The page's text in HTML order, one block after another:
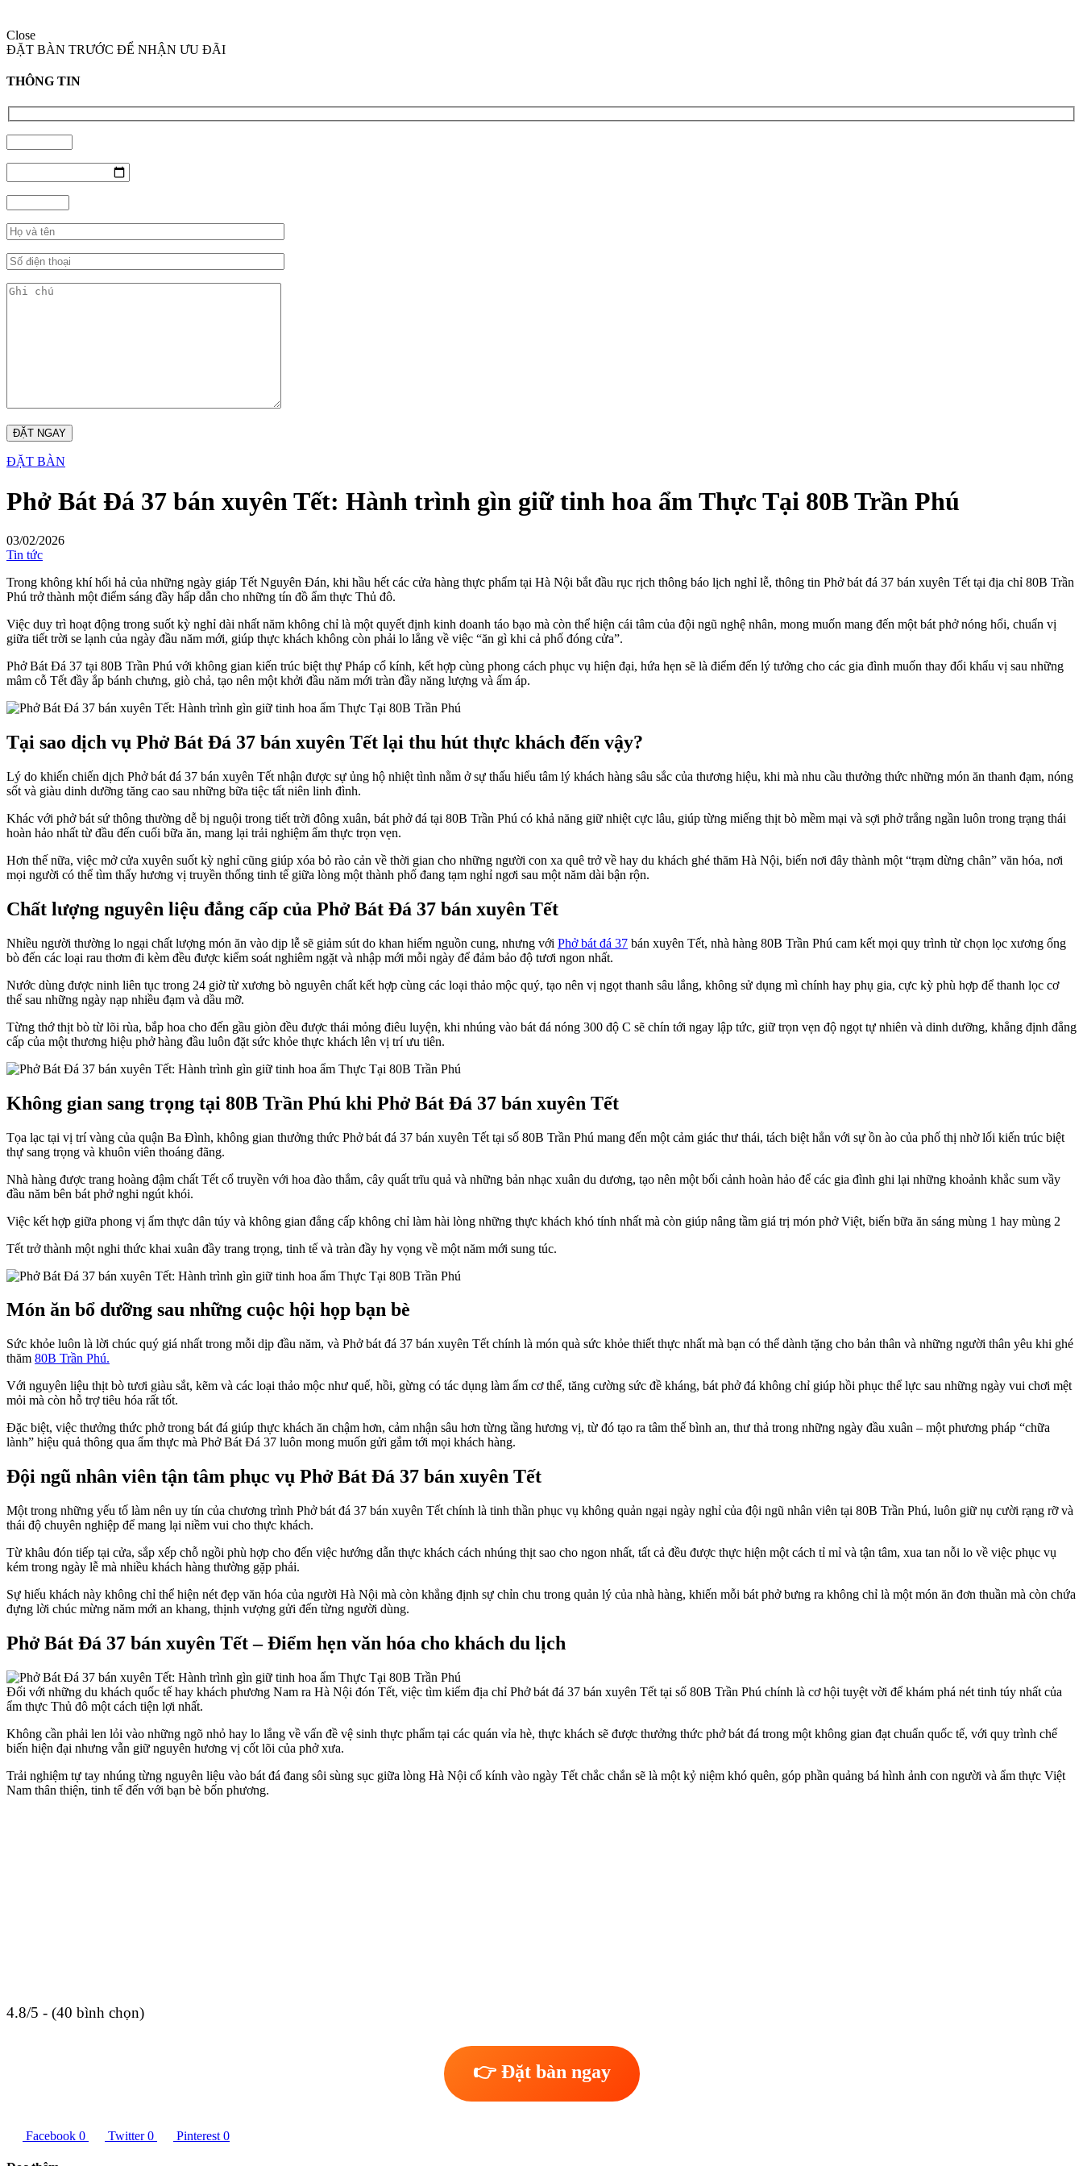
Close
ĐẶT BÀN TRƯỚC ĐỂ NHẬN ƯU ĐÃI
THÔNG TIN
ĐẶT BÀN
Phở Bát Đá 37 bán xuyên Tết: Hành trình gìn giữ tinh hoa ẩm Thực Tại 80B Trần Phú
03/02/2026
Tin tức
Trong không khí hối hả của những ngày giáp Tết Nguyên Đán, khi hầu hết các cửa hàng thực phẩm tại Hà Nội bắt đầu rục rịch thông báo lịch nghỉ lễ, thông tin Phở bát đá 37 bán xuyên Tết tại địa chỉ 80B Trần
Phú trở thành một điểm sáng đầy hấp dẫn cho những tín đồ ẩm thực Thủ đô.
Việc duy trì hoạt động trong suốt kỳ nghỉ dài nhất năm không chỉ là một quyết định kinh doanh táo bạo mà còn thể hiện cái tâm của đội ngũ nghệ nhân, mong muốn mang đến một bát phở nóng hổi, chuẩn vị
giữa tiết trời se lạnh của ngày đầu năm mới, giúp thực khách không còn phải lo lắng về việc “ăn gì khi cả phố đóng cửa”.
Phở Bát Đá 37 tại 80B Trần Phú với không gian kiến trúc biệt thự Pháp cổ kính, kết hợp cùng phong cách phục vụ hiện đại, hứa hẹn sẽ là điểm đến lý tưởng cho các gia đình muốn thay đổi khẩu vị sau những
mâm cỗ Tết đầy ắp bánh chưng, giò chả, tạo nên một khởi đầu năm mới tràn đầy năng lượng và ấm áp.
Tại sao dịch vụ Phở Bát Đá 37 bán xuyên Tết lại thu hút thực khách đến vậy?
Lý do khiến chiến dịch Phở bát đá 37 bán xuyên Tết nhận được sự ủng hộ nhiệt tình nằm ở sự thấu hiểu tâm lý khách hàng sâu sắc của thương hiệu, khi mà nhu cầu thưởng thức những món ăn thanh đạm, nóng
sốt và giàu dinh dưỡng tăng cao sau những bữa tiệc tất niên linh đình.
Khác với phở bát sứ thông thường dễ bị nguội trong tiết trời đông xuân, bát phở đá tại 80B Trần Phú có khả năng giữ nhiệt cực lâu, giúp từng miếng thịt bò mềm mại và sợi phở trắng ngần luôn trong trạng thái
hoàn hảo nhất từ đầu đến cuối bữa ăn, mang lại trải nghiệm ẩm thực trọn vẹn.
Hơn thế nữa, việc mở cửa xuyên suốt kỳ nghỉ cũng giúp xóa bỏ rào cản về thời gian cho những người con xa quê trở về hay du khách ghé thăm Hà Nội, biến nơi đây thành một “trạm dừng chân” văn hóa, nơi
mọi người có thể tìm thấy hương vị truyền thống tinh tế giữa lòng một thành phố đang tạm nghỉ ngơi sau một năm dài bận rộn.
Chất lượng nguyên liệu đẳng cấp của Phở Bát Đá 37 bán xuyên Tết
Nhiều người thường lo ngại chất lượng món ăn vào dịp lễ sẽ giảm sút do khan hiếm nguồn cung, nhưng với Phở bát đá 37 bán xuyên Tết, nhà hàng 80B Trần Phú cam kết mọi quy trình từ chọn lọc xương ống
bò đến các loại rau thơm đi kèm đều được kiểm soát nghiêm ngặt và nhập mới mỗi ngày để đảm bảo độ tươi ngon nhất.
Nước dùng được ninh liên tục trong 24 giờ từ xương bò nguyên chất kết hợp cùng các loại thảo mộc quý, tạo nên vị ngọt thanh sâu lắng, không sử dụng mì chính hay phụ gia, cực kỳ phù hợp để thanh lọc cơ
thể sau những ngày nạp nhiều đạm và dầu mỡ.
Từng thớ thịt bò từ lõi rùa, bắp hoa cho đến gầu giòn đều được thái mỏng điêu luyện, khi nhúng vào bát đá nóng 300 độ C sẽ chín tới ngay lập tức, giữ trọn vẹn độ ngọt tự nhiên và dinh dưỡng, khẳng định đẳng
cấp của một thương hiệu phở hàng đầu luôn đặt sức khỏe thực khách lên vị trí ưu tiên.
Không gian sang trọng tại 80B Trần Phú khi Phở Bát Đá 37 bán xuyên Tết
Tọa lạc tại vị trí vàng của quận Ba Đình, không gian thưởng thức Phở bát đá 37 bán xuyên Tết tại số 80B Trần Phú mang đến một cảm giác thư thái, tách biệt hẳn với sự ồn ào của phố thị nhờ lối kiến trúc biệt
thự sang trọng và khuôn viên thoáng đãng.
Nhà hàng được trang hoàng đậm chất Tết cổ truyền với hoa đào thắm, cây quất trĩu quả và những bản nhạc xuân du dương, tạo nên một bối cảnh hoàn hảo để các gia đình ghi lại những khoảnh khắc sum vầy
đầu năm bên bát phở nghi ngút khói.
Việc kết hợp giữa phong vị ẩm thực dân túy và không gian đẳng cấp không chỉ làm hài lòng những thực khách khó tính nhất mà còn giúp nâng tầm giá trị món phở Việt, biến bữa ăn sáng mùng 1 hay mùng 2
Tết trở thành một nghi thức khai xuân đầy trang trọng, tinh tế và tràn đầy hy vọng về một năm mới sung túc.
Món ăn bổ dưỡng sau những cuộc hội họp bạn bè
Sức khỏe luôn là lời chúc quý giá nhất trong mỗi dịp đầu năm, và Phở bát đá 37 bán xuyên Tết chính là món quà sức khỏe thiết thực nhất mà bạn có thể dành tặng cho bản thân và những người thân yêu khi ghé
thăm 80B Trần Phú.
Với nguyên liệu thịt bò tươi giàu sắt, kẽm và các loại thảo mộc như quế, hồi, gừng có tác dụng làm ấm cơ thể, tăng cường sức đề kháng, bát phở đá không chỉ giúp hồi phục thể lực sau những ngày vui chơi mệt
mỏi mà còn hỗ trợ tiêu hóa rất tốt.
Đặc biệt, việc thưởng thức phở trong bát đá giúp thực khách ăn chậm hơn, cảm nhận sâu hơn từng tầng hương vị, từ đó tạo ra tâm thế bình an, thư thả trong những ngày đầu xuân – một phương pháp “chữa
lành” hiệu quả thông qua ẩm thực mà Phở Bát Đá 37 luôn mong muốn gửi gắm tới mọi khách hàng.
Đội ngũ nhân viên tận tâm phục vụ Phở Bát Đá 37 bán xuyên Tết
Một trong những yếu tố làm nên uy tín của chương trình Phở bát đá 37 bán xuyên Tết chính là tinh thần phục vụ không quản ngại ngày nghỉ của đội ngũ nhân viên tại 80B Trần Phú, luôn giữ nụ cười rạng rỡ và
thái độ chuyên nghiệp để mang lại niềm vui cho thực khách.
Từ khâu đón tiếp tại cửa, sắp xếp chỗ ngồi phù hợp cho đến việc hướng dẫn thực khách cách nhúng thịt sao cho ngon nhất, tất cả đều được thực hiện một cách tỉ mỉ và tận tâm, xua tan nỗi lo về việc phục vụ
kém trong ngày lễ mà nhiều khách hàng thường gặp phải.
Sự hiếu khách này không chỉ thể hiện nét đẹp văn hóa của người Hà Nội mà còn khẳng định sự chỉn chu trong quản lý của nhà hàng, khiến mỗi bát phở bưng ra không chỉ là một món ăn đơn thuần mà còn chứa
đựng lời chúc mừng năm mới an khang, thịnh vượng gửi đến từng người dùng.
Phở Bát Đá 37 bán xuyên Tết – Điểm hẹn văn hóa cho khách du lịch
Đối với những du khách quốc tế hay khách phương Nam ra Hà Nội đón Tết, việc tìm kiếm địa chỉ Phở bát đá 37 bán xuyên Tết tại số 80B Trần Phú chính là cơ hội tuyệt vời để khám phá nét tinh túy nhất của
ẩm thực Thủ đô một cách tiện lợi nhất.
Không cần phải len lỏi vào những ngõ nhỏ hay lo lắng về vấn đề vệ sinh thực phẩm tại các quán vỉa hè, thực khách sẽ được thưởng thức phở bát đá trong một không gian đạt chuẩn quốc tế, với quy trình chế
biến hiện đại nhưng vẫn giữ nguyên hương vị cốt lõi của phở xưa.
Trải nghiệm tự tay nhúng từng nguyên liệu vào bát đá đang sôi sùng sục giữa lòng Hà Nội cổ kính vào ngày Tết chắc chắn sẽ là một kỷ niệm khó quên, góp phần quảng bá hình ảnh con người và ẩm thực Việt
Nam thân thiện, tinh tế đến với bạn bè bốn phương.
4.8/5 - (40 bình chọn)
👉 Đặt bàn ngay
Facebook 0 Twitter 0 Pinterest 0